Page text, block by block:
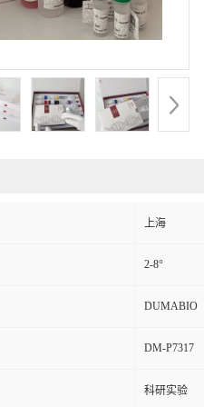
上海
2-8°
DUMABIO
DM-P7317
科研实验